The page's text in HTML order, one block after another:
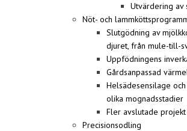
Utvärdering
Nöt- och
Slutgödning av
djuret, från mule-till-
Uppfödningens
Gårdsanpassad
Helsädesensilage
olika mognadsstadier
Fler avslutade projekt
Precisionsodling